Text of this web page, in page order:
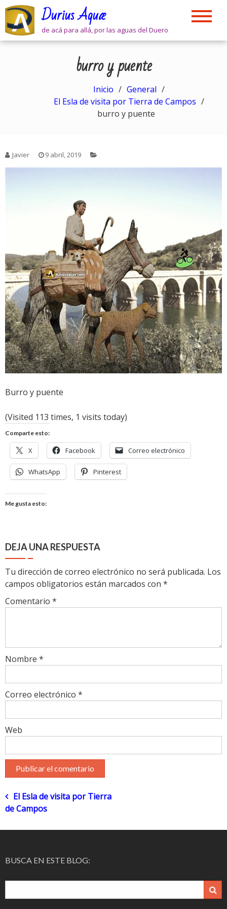
Skip
content
Durius Aquæ
de acá para allá, por las aguas del Duero
burro y puente
Inicio
General
El Esla de visita por Tierra de Campos
burro y puente
Javier 9 abril, 2019
Burro y puente
(Visited 113 times, 1 visits today)
Comparte esto:
X Facebook Correo electrónico
WhatsApp Pinterest
Me gusta esto:
DEJA UNA RESPUESTA
Tu dirección de correo electrónico no será publicada. Los
campos obligatorios están marcados con *
Comentario *
Nombre *
Correo electrónico *
Web
Navegación
El Esla de visita por Tierra
de Campos
BUSCA EN ESTE BLOG: